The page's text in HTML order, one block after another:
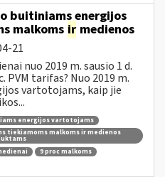
buitiniams energijos
malkoms ir medienos
21
nuo 2019 m. sausio 1 d.
tarifas? Nuo 2019 m.
vartotojams, kaip jie
energijos vartotojams
tiekiamoms malkoms ir medienos
9 proc malkoms